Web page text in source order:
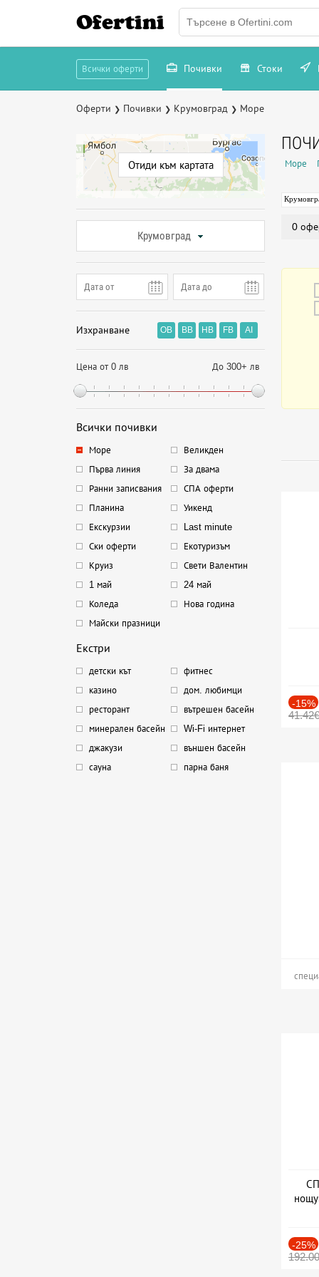
Ofertini
Всички оферти Почивки Стоки
Оферти ❯ Почивки ❯ Крумовград ❯ Море
Отиди към картата
Крумовград
Изхранване OB BB HB FB AI
Цена от 0 лв До 300+ лв
Всички почивки
Море
Великден
Първа линия
За двама
Ранни записвания
СПА оферти
Планина
Уикенд
Екскурзии
Last minute
Ски оферти
Екотуризъм
Круиз
Свети Валентин
1 май
24 май
Коледа
Нова година
Майски празници
Екстри
детски кът
фитнес
казино
дом. любимци
ресторант
вътрешен басейн
минерален басейн
Wi-Fi интернет
джакузи
външен басейн
сауна
парна баня
Море
0
-15%
41.42€
-25%